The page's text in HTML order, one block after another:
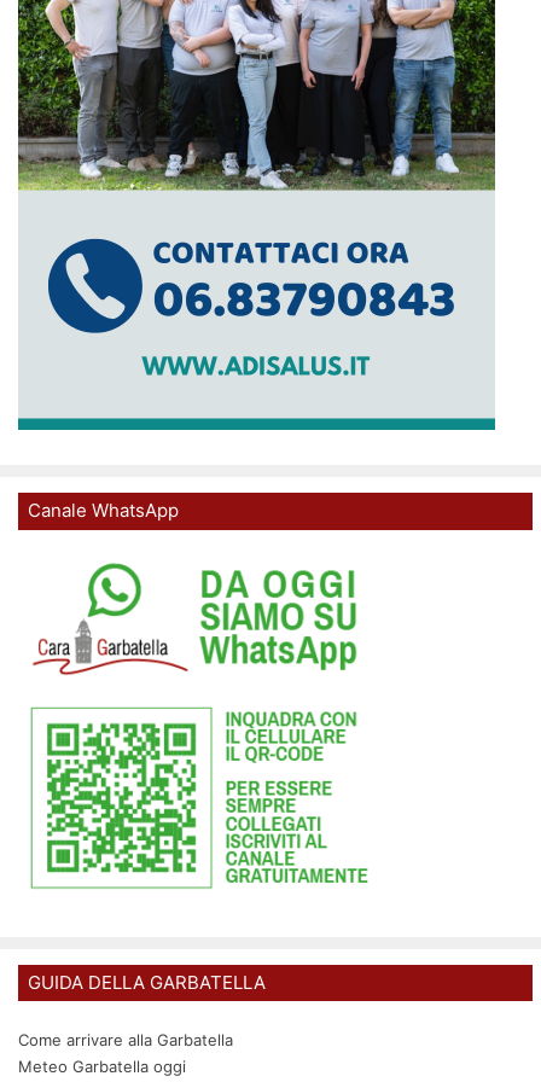
Canale WhatsApp
GUIDA DELLA GARBATELLA
Come arrivare alla Garbatella
Meteo Garbatella oggi